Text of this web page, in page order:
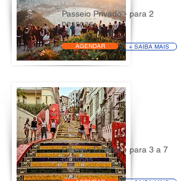
Passeio Privado - para 2
pessoas
AGENDAR + SAIBA MAIS
Passeio Privado - para 3 a 7
pessoas